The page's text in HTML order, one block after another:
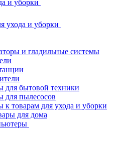
и уборки
ухода и уборки
и гладильные системы
для бытовой техники
для пылесосов
к товарам для ухода и уборки
для дома